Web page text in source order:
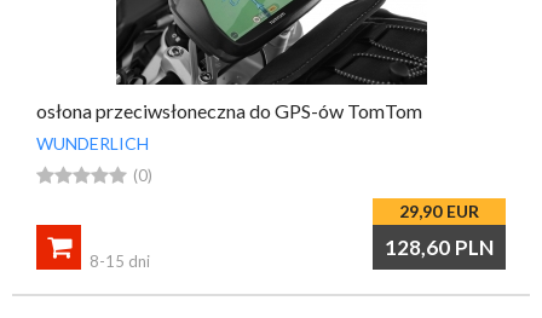
osłona przeciwsłoneczna do GPS-ów TomTom
WUNDERLICH
 (0)
29,90 EUR
128,60 PLN

8-15 dni